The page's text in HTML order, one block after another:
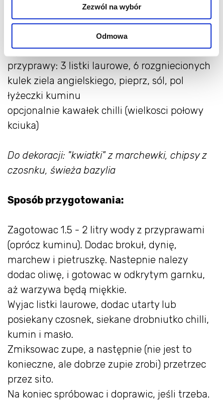
Zezwól na wybór
Odmowa
mała pietruszka (jak wyżej)
1 łyżka oliwy
1 łyżka masła (moze byc ghee)
ząbek czosnku
przyprawy: 3 listki laurowe, 6 rozgniecionych
kulek ziela angielskiego, pieprz, sól, pol
łyżeczki kuminu
opcjonalnie kawałek chilli (wielkosci połowy
kciuka)
Do dekoracji: "kwiatki" z marchewki, chipsy z
czosnku, świeża bazylia
Sposób przygotowania:
Zagotowac 1.5 - 2 litry wody z przyprawami
(oprócz kuminu). Dodac brokuł, dynię,
marchew i pietruszkę. Nastepnie nalezy
dodac oliwę, i gotowac w odkrytym garnku,
aż warzywa będą miękkie.
Wyjac listki laurowe, dodac utarty lub
posiekany czosnek, siekane drobniutko chilli,
kumin i masło.
Zmiksowac zupe, a następnie (nie jest to
konieczne, ale dobrze zupie zrobi) przetrzec
przez sito.
Na koniec spróbowac i doprawic, jeśli trzeba.